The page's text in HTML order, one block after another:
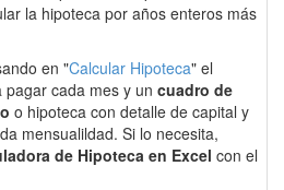
la hipoteca por años enteros más
en "Calcular Hipoteca" el
cada mes y un cuadro de
o hipoteca con detalle de capital y
mensualildad. Si lo necesita,
de Hipoteca en Excel con el